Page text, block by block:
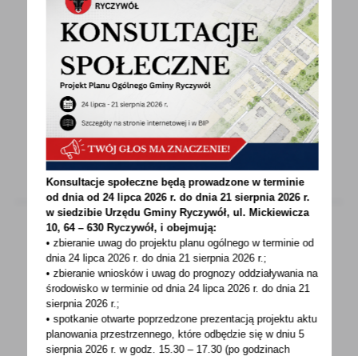
28 - 10 - 2020
UWAGA ROLNIKU!
W trosce o bezpieczeństwo Państwa i Państwa
rodzin Wojewódzki Inspektorat Ochrony Roślin
i Nasiennictwa...
27 - 10 - 2020
WOJEWÓDZKIE BIURO SPISOWE W POZNANIU
URUCHOMIŁO DODATKOWE LINIE
TELEFONICZNE Z MOŻLIWOŚCIĄ DOKONANIA
SAMOSPISU
Konsultacje społeczne będą prowadzone w terminie
od dnia od 24 lipca 2026 r. do dnia 21 sierpnia 2026 r.
w siedzibie Urzędu Gminy Ryczywół, ul. Mickiewicza
10, 64 – 630 Ryczywół, i obejmują:
• zbieranie uwag do projektu planu ogólnego w terminie od
dnia 24 lipca 2026 r. do dnia 21 sierpnia 2026 r.;
• zbieranie wniosków i uwag do prognozy oddziaływania na
środowisko w terminie od dnia 24 lipca 2026 r. do dnia 21
sierpnia 2026 r.;
• spotkanie otwarte poprzedzone prezentacją projektu aktu
planowania przestrzennego, które odbędzie się w dniu 5
sierpnia 2026 r.w godz. 15.30 – 17.30 (po godzinach